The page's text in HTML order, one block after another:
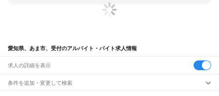
愛知県、あま市、受付のアルバイト・バイト求人情報
求人の詳細を表示
条件を追加・変更して検索